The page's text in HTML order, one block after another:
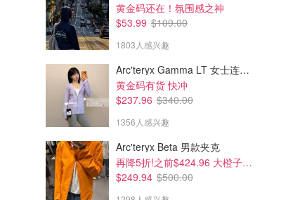
黄金码还在！氛围感之神
$53.99 $109.00
1803人感兴趣
Arc'teryx Gamma LT 女士连帽夹克
黄金码有货 快冲
$237.96 $340.00
1356人感兴趣
Arc'teryx Beta 男款夹克
再降5折!之前$424.96 大橙子好显白 蹲补
$249.94 $500.00